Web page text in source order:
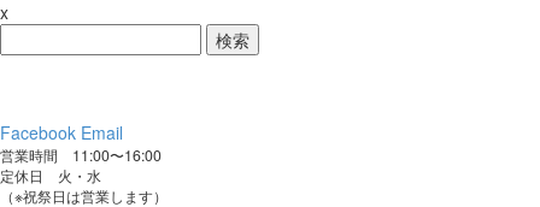
x
索:
Facebook Email
営業時間 11:00〜16:00
定休日 火・水
（※祝祭日は営業します）